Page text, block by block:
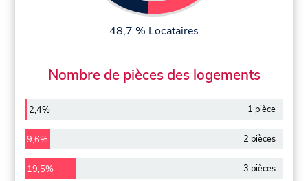
48,7 % Locataires
Nombre de pièces des logements
2,4% 1 pièce
9,6% 2 pièces
19,5% 3 pièces